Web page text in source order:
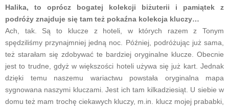
Halika, to oprócz bogatej kolekcji biżuterii i pamiątek z
podróży znajduje się tam też pokaźna kolekcja kluczy…
Ach, tak. Są to klucze z hoteli, w których razem z Tonym
spędziliśmy przynajmniej jedną noc. Później, podróżując już sama,
też starałam się zdobywać te bardziej oryginalne klucze. Obecnie
jest to trudne, gdyż w większości hoteli używa się już kart. Jednak
dzięki temu naszemu wariactwu powstała oryginalna mapa
sygnowana naszymi kluczami. Jest ich tam kilkadziesiąt. U siebie w
domu też mam trochę ciekawych kluczy, m.in. klucz mojej prababki,